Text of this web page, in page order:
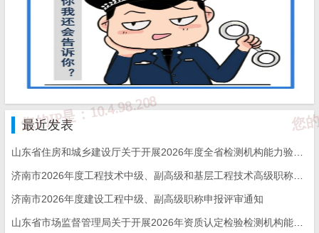
山东祥政机械设备安装有限公司
山东泉程建筑工程有限公司 市政公用工程施
山东仁硕建筑工程有限公司 钢结构工程专业
24 山东誉齐建筑安装有限公司
防水防腐保温工
建筑装修装饰工
25 山东森鸿装饰工程有限公司
建筑装修装饰工
26 山东泽洋建筑安装有限公司
消防设施工程专
最近发表
济南市2026年度建设工程中级、副高级职称申报评审通知